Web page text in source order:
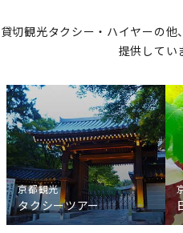
貸切観光タクシー・ハイヤーの
提供してい
京都観光
タクシーツアー